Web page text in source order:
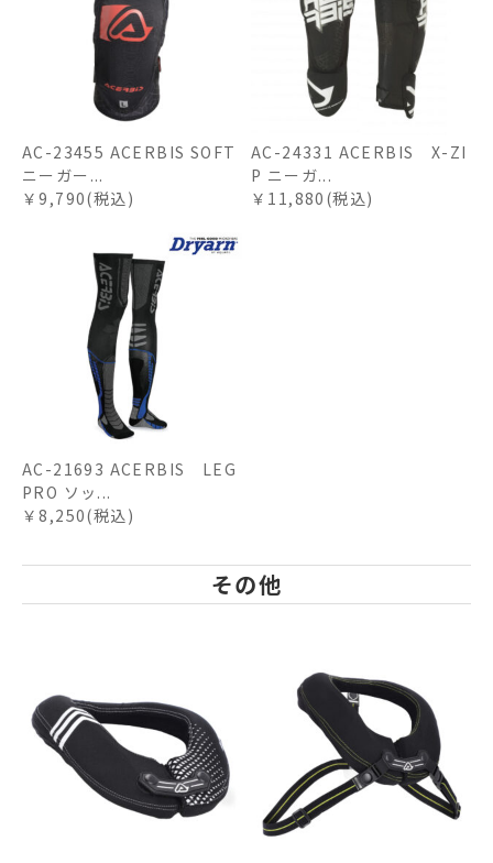
AC-23455 ACERBIS SOFT
ニーガー...
￥9,790(税込)
AC-24331 ACERBIS X-ZI
P ニーガ...
￥11,880(税込)
AC-21693 ACERBIS LEG
PRO ソッ...
￥8,250(税込)
その他